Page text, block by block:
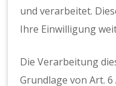
und verarbeitet.
Ihre Einwilligung
Die Verarbeitung
Grundlage von Art. 6